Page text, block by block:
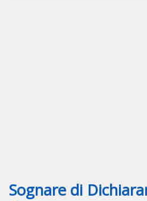
Sognare di